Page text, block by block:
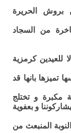
الحريرة
من السجاد
للعيدين كرمزية
بانها قد
مكبرة و تختلج
يشاركوننا و بعفوية
المنبعث من